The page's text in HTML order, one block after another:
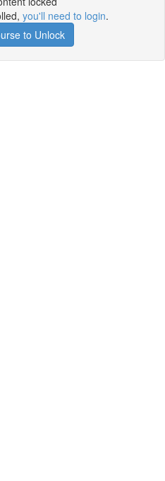
you'll need to login.
to Unlock